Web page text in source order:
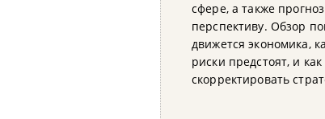
сфере, а также
перспективу. Обзор
движется экономика,
риски предстоят, и
скорректировать